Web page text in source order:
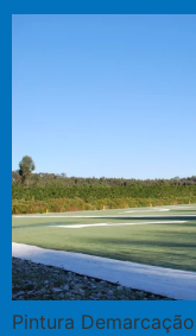
Pintura